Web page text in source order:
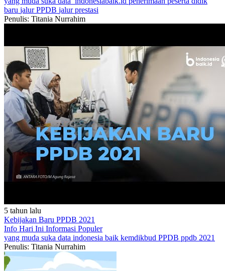
baru jalur PPDB jalur prestasi
Penulis: Titania Nurrahim
5 tahun lalu
Kebijakan Baru PPDB 2021
Info Hari Ini Informasi Populer
yang muda suka data indonesia baik kemdikbud PPDB ppdb 2021
Penulis: Titania Nurrahim